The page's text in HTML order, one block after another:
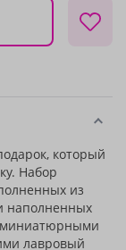
который
Набор
из
наполненных
лавровый